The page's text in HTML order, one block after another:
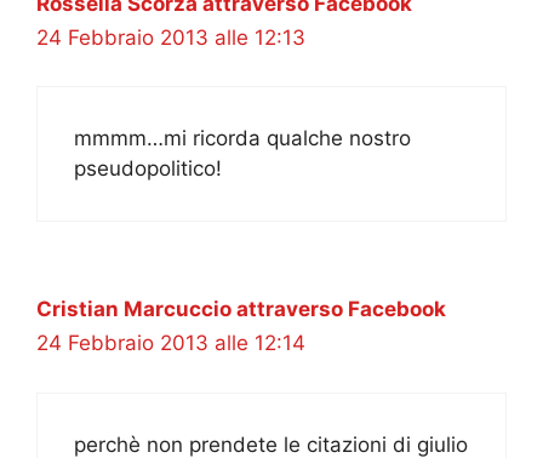
24 Febbraio 2013 alle 12:13
mmmm…mi ricorda qualche nostro
pseudopolitico!
Cristian Marcuccio attraverso Facebook
24 Febbraio 2013 alle 12:14
perchè non prendete le citazioni di giulio